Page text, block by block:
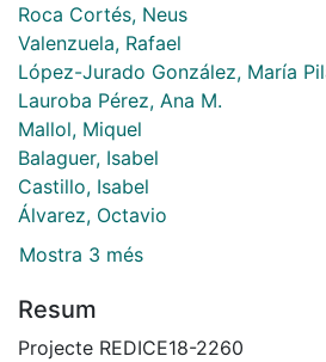
Roca Cortés, Neus
Valenzuela, Rafael
López-Jurado González, María
Lauroba Pérez, Ana M.
Mallol, Miquel
Balaguer, Isabel
Castillo, Isabel
Álvarez, Octavio
Mostra 3 més
Resum
Projecte REDICE18-2260